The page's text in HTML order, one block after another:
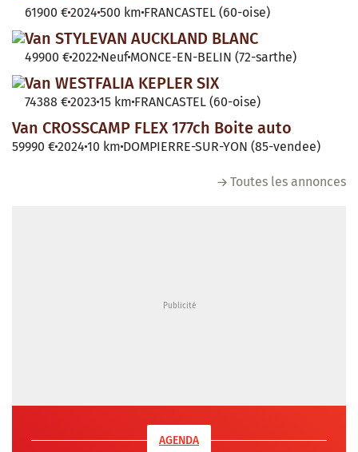
61900 €2024 500 km FRANCASTEL (60-oise)
Van STYLEVAN AUCKLAND BLANC
49900 €2022 Neuf MONCE-EN-BELIN (72-sarthe)
Van WESTFALIA KEPLER SIX
74388 €2023 15 km FRANCASTEL (60-oise)
Van CROSSCAMP FLEX 177ch Boite auto
59990 €2024 10 km DOMPIERRE-SUR-YON (85-vendee)
Toutes les annonces
AGENDA